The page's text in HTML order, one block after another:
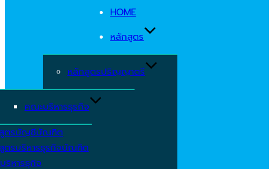
HOME
หลักสูตร
หลักสูตรปริญญาตรี
คณะบริหารธุรกิจ
ตรบัญชีบัณฑิต
ตรบริหารธุรกิจบัณฑิต
ริหารธุกิจ